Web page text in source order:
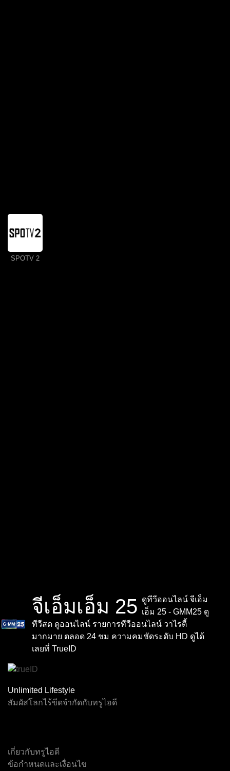
SPOTV 2
Channel F1 Virtual F1
จีเอ็มเอ็ม 25 ดูทีวีออนไลน์ จีเอ็ม
เอ็ม 25 - GMM25 ดู
ทีวีสด ดูออนไลน์ รายการทีวีออนไลน์ วาไรตี้
มากมาย ตลอด 24 ชม ความคมชัดระดับ HD ดูได้
เลยที่ TrueID
Unlimited Lifestyle
สัมผัสโลกไร้ขีดจำกัดกับทรูไอดี
เกี่ยวกับทรูไอดี
ข้อกำหนดและเงื่อนไข